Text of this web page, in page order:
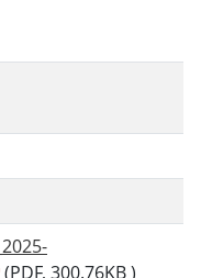
(PDF, 300.76KB )